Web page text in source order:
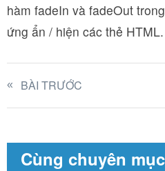
hàm fadeIn và fadeOut
ứng ẩn / hiện các thẻ HTML.
BÀI TRƯỚC
Cùng chuyên